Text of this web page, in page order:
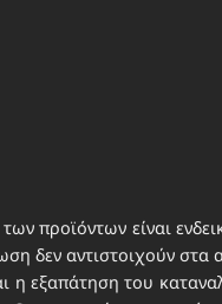
προϊόντων είναι
δεν αντιστοιχούν στα
η εξαπάτηση του